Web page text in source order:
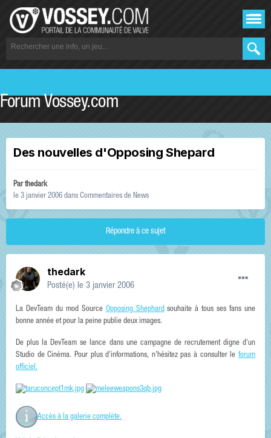
Forum Vossey.com
Des nouvelles d'Opposing Shepard
Parthedark
le 3 janvier 2006 dans Commentaires de News
Répondre à ce sujet
thedark
Posté(e) le 3 janvier 2006
La DevTeam du mod Source Opposing Shephardsouhaite à tous ses fans une
bonne année et pour la peine publie deux images.
De plus la DevTeam se lance dans une campagne de recrutement digne d'un
Studio de Cinéma. Pour plus d'informations, n'hésitez pas à consulter le forum
officiel.
Accès à la galerie complète.